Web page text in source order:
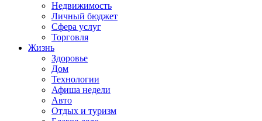
Недвижимость
Личный бюджет
Сфера услуг
Торговля
Жизнь
Здоровье
Дом
Технологии
Афиша недели
Авто
Отдых и туризм